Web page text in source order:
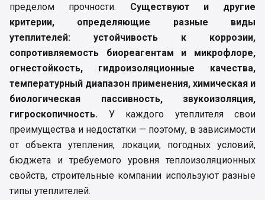
пределом прочности. Существуют и другие
критерии, определяющие разные виды
утеплителей: устойчивость к коррозии,
сопротивляемость биореагентам и микрофлоре,
огнестойкость, гидроизоляционные качества,
температурный диапазон применения, химическая и
биологическая пассивность, звукоизоляция,
гигроскопичность. У каждого утеплителя свои
преимущества и недостатки — поэтому, в зависимости
от объекта утепления, локации, погодных условий,
бюджета и требуемого уровня теплоизоляционных
свойств, строительные компании используют разные
типы утеплителей.